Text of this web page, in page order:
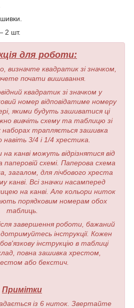
2 шт.
для роботи:
визначте квадратик зі значком,
почати вишивання.
квадратик зі значком у
номер відповідатиме номеру
якими будуть зашиватися ці
вивчіть схему та таблицю зі
наборах трапляється зашивка
навіть 3/4 і 1/4 хрестика.
канві можуть відрізнятися від
паперовій схемі. Паперова схема
загалом, для лічбового хреста
канві. Всі значки насамперед
на канві. Але кольори ниток
порядковим номерам обох
таблиць.
завершення роботи, бажаний
інструкції. Кожен
інструкцію в таблиці
повна зашивка хрестом,
або бекстич.
Примітки
із 6 ниток. Звертайте